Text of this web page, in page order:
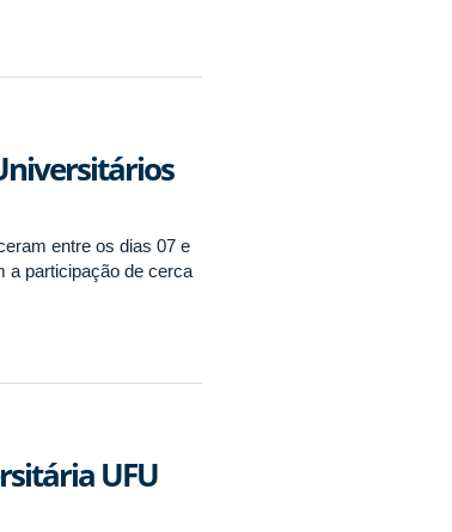
entre os dias 07 e
a participação de cerca
UFU